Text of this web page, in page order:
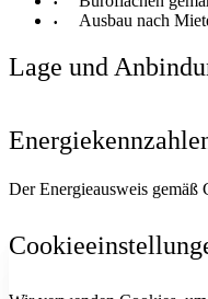
Ausbau nach
Lage und
Der Energieausweis gemäß